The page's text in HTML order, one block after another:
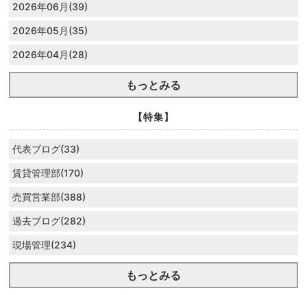
2026年06月(39)
2026年05月(35)
2026年04月(28)
もっとみる
【特集】
代表ブログ(33)
賃貸管理部(170)
売買営業部(388)
過去ブログ(282)
現場管理(234)
もっとみる